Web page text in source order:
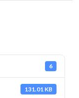
6
131.01 KB